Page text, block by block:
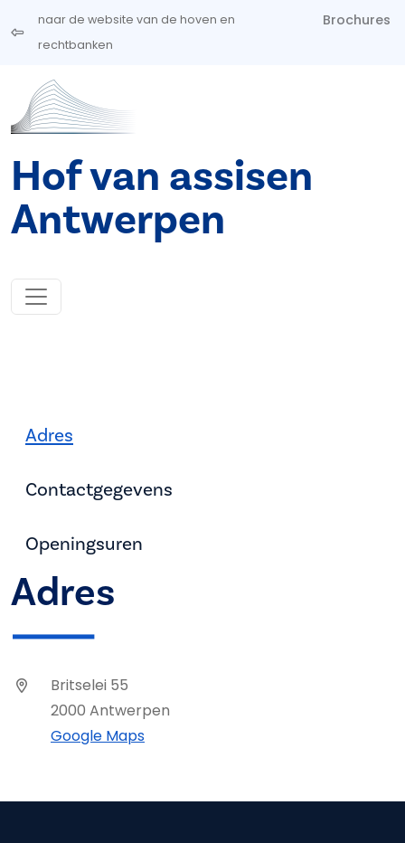
Overslaan en naar de inhoud gaan
naar de website van de hoven en
rechtbanken
Brochures
Hof van assisen
Antwerpen
Adres
Contactgegevens
Openingsuren
Adres
Britselei 55
2000 Antwerpen
Google Maps